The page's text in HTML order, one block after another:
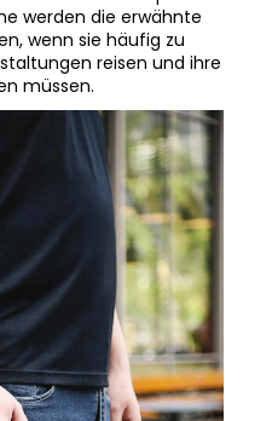
werden die erwähnte
wenn sie häufig zu
reisen und ihre
müssen.